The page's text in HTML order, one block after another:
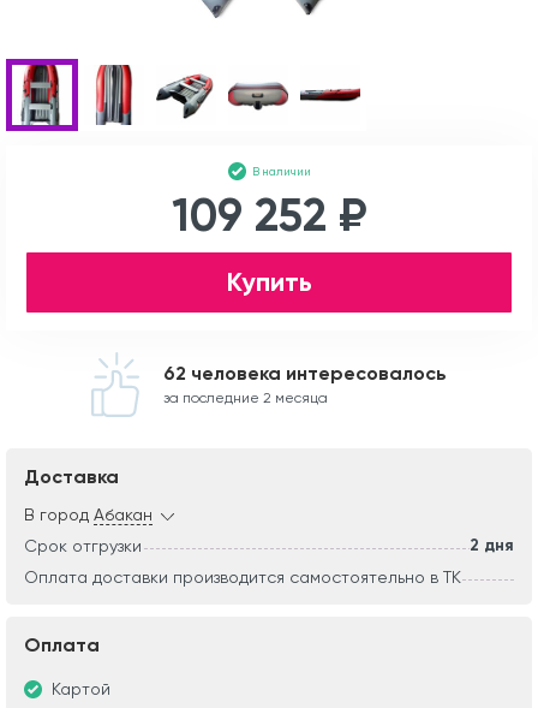
В наличии
109 252 ₽
Купить
62 человека интересовалось
за последние 2 месяца
Доставка
В город Абакан
Срок отгрузки
2 дня
Оплата доставки производится самостоятельно в ТК
Оплата
Картой